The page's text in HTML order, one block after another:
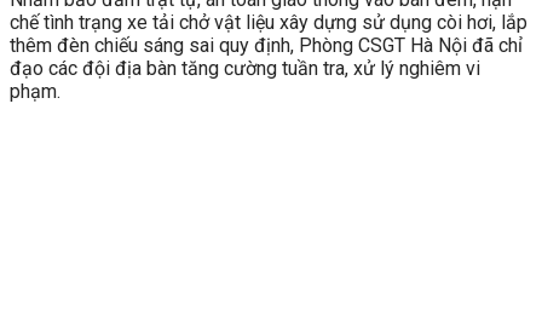
chế tình trạng xe tải chở vật liệu xây dựng sử dụng còi hơi, lắp
thêm đèn chiếu sáng sai quy định, Phòng CSGT Hà Nội đã chỉ
đạo các đội địa bàn tăng cường tuần tra, xử lý nghiêm vi
phạm.